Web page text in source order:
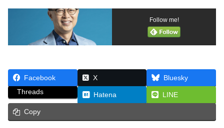
Follow me!
Facebook X
Bluesky
Threads
Hatena LINE
Copy